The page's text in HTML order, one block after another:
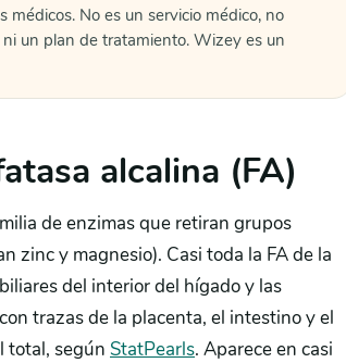
No es un servicio médico, no
un plan de tratamiento. Wizey es un
alcalina (FA)
de enzimas que retiran grupos
zinc y magnesio). Casi toda la FA de la
del interior del hígado y las
trazas de la placenta, el intestino y el
total, según StatPearls. Aparece en casi